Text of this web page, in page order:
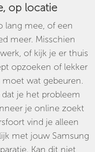
op locatie
lang mee, of een
meer. Misschien
of kijk je er thuis
opzoeken of lekker
wat gebeuren.
je het probleem
je online zoekt
vind je alleen
met jouw Samsung
Kan dit niet